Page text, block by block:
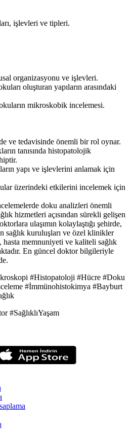
işlevleri ve tipleri.
organizasyonu ve işlevleri.
oluşturan yapıların arasındaki
mikroskobik incelemesi.
ve tedavisinde önemli bir rol oynar.
tanısında histopatolojik
yapı ve işlevlerini anlamak için
üzerindeki etkilerini incelemek için
doku analizleri önemli
hizmetleri açısından sürekli gelişen
ulaşımın kolaylaştığı şehirde,
sağlık kuruluşları ve özel klinikler
memnuniyeti ve kaliteli sağlık
En güncel doktor bilgileriyle
#Histopatoloji #Hücre #Doku
#İmmünohistokimya #Bayburt
#SağlıklıYaşam